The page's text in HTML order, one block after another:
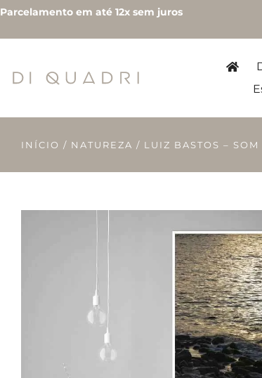
Parcelamento em até 12x sem juros
INÍCIO / NATUREZA / LUIZ BASTOS –